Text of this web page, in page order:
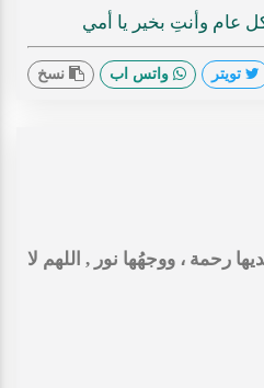
عام وأنتِ بخير يا أمي
تويتر واتس اب نسخ
رحمة ، ووجهُها نور , اللهم لا